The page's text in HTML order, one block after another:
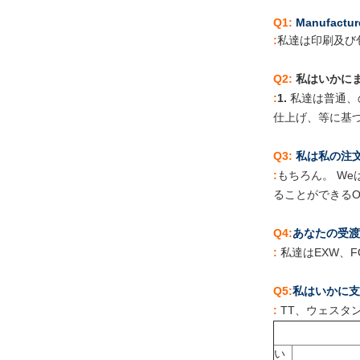
Q1:
:私達は印刷及び
Q2: 私はいかに
:1. 私達は普通
仕上げ、等に基
Q3: 私は私の注
:もちろん。 We
ることができる
Q4:あなたの受
: 私達はEXW、
Q5:私はいかに
: TT、ウェスタ
い